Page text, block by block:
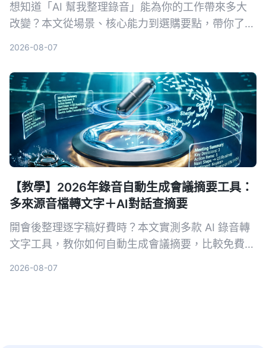
想知道「AI 幫我整理錄音」能為你的工作帶來多大
改變？本文從場景、核心能力到選購要點，帶你了解
2026-08-07
【教學】2026年錄音自動生成會議摘要工具：
多來源音檔轉文字＋AI對話查摘要
開會後整理逐字稿好費時？本文實測多款 AI 錄音轉
文字工具，教你如何自動生成會議摘要，比較免費與
2026-08-07